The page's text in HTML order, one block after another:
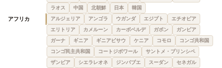
ラオス
中国 北朝鮮 日本 韓国
アフリカ アルジェリア アンゴラ ウガンダ エジプト
エチオピア
エリトリア
カメルーン カーボベルデ ガボン
ガンビア
ガーナ
ギニア ギニアビサウ ケニア コモロ
コンゴ共和国
コンゴ民主共和国
コートジボワール
サントメ・プリンシペ
ザンビア
シエラレオネ ジンバブエ スーダン
セネガル